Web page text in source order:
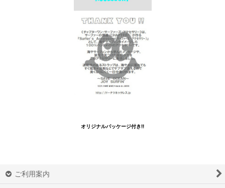
オリジナルパッケージ付き!!
ご利用案内